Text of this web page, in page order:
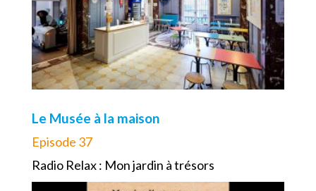
Le Musée à la maison
Episode 37
Radio Relax : Mon jardin à trésors